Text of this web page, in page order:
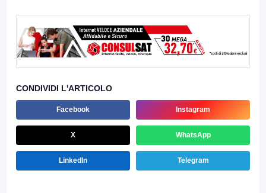
CONDIVIDI L'ARTICOLO
Facebook Instagram
X WhatsApp
LinkedIn Telegram